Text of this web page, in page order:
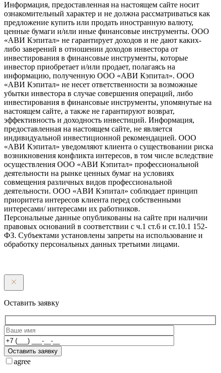
Информация, предоставленная на настоящем сайте носит
ознакомительный характер и не должна рассматриваться как
предложение купить или продать иностранную валюту,
ценные бумаги и/или иные финансовые инструменты. ООО
«АВИ Кэпитал» не гарантирует доходов и не дают каких-
либо заверений в отношении доходов инвестора от
инвестирования в финансовые инструменты, которые
инвестор приобретает и/или продает, полагаясь на
информацию, полученную ООО «АВИ Кэпитал». ООО
«АВИ Кэпитал» не несет ответственности за возможные
убытки инвестора в случае совершения операций, либо
инвестирования в финансовые инструменты, упомянутые на
настоящем сайте, а также не гарантируют возврат,
эффективность и доходность инвестиций. Информация,
предоставленная на настоящем сайте, не является
индивидуальной инвестиционной рекомендацией. ООО
«АВИ Кэпитал» уведомляют клиента о существовании риска
возникновения конфликта интересов, в том числе вследствие
осуществления ООО «АВИ Кэпитал» профессиональной
деятельности на рынке ценных бумаг на условиях
совмещения различных видов профессиональной
деятельности. ООО «АВИ Кэпитал» соблюдает принцип
приоритета интересов клиента перед собственными
интересами/ интересами их работников.
Персональные данные опубликованы на сайте при наличии
правовых оснований в соответствии с ч.1 ст.6 и ст.10.1 152-
ФЗ. Субъектами установлены запреты на использование и
обработку персональных данных третьими лицами.
Оставить заявку
Оставить заявку
agree